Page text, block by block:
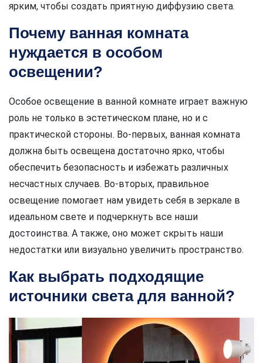
ярким, чтобы создать приятную диффузию света.
Почему ванная комната
нуждается в особом
освещении?
Особое освещение в ванной комнате играет важную
роль не только в эстетическом плане, но и с
практической стороны. Во-первых, ванная комната
должна быть освещена достаточно ярко, чтобы
обеспечить безопасность и избежать различных
несчастных случаев. Во-вторых, правильное
освещение помогает нам увидеть себя в зеркале в
идеальном свете и подчеркнуть все наши
достоинства. А также, оно может скрыть наши
недостатки или визуально увеличить пространство.
Как выбрать подходящие
источники света для ванной?